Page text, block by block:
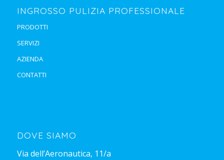
INGROSSO PULIZIA PROFESSIONALE
PRODOTTI
SERVIZI
AZIENDA
CONTATTI
DOVE SIAMO
Via dell’Aeronautica, 11/a